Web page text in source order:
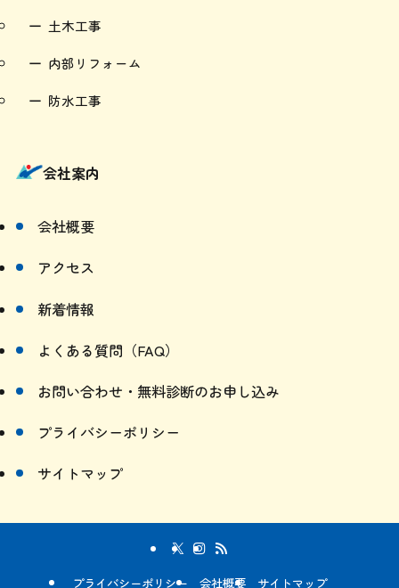
内部リフォーム
防水工事
アクセス
新着情報
よくある質問（FAQ）
お問い合わせ・無料診断のお申し込み
プライバシーポリシー
サイトマップ
プライバシーポリシー 会社概要
©有限会社アイケン All Rights Reserved.